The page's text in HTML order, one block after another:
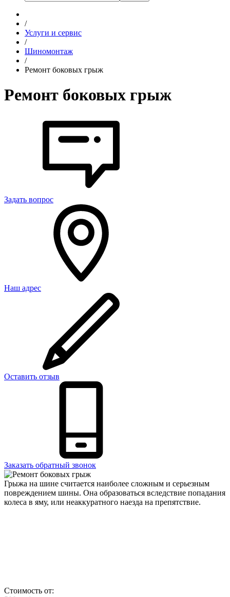
/
Услуги и сервис
/
Шиномонтаж
/
Ремонт боковых грыж
Ремонт боковых грыж
Задать вопрос
Наш адрес
Оставить отзыв
Заказать обратный звонок
Грыжа на шине считается наиболее сложным и серьезным
повреждением шины. Она образоваться вследствие попадания
колеса в яму, или неаккуратного наезда на препятствие.
Стоимость от: